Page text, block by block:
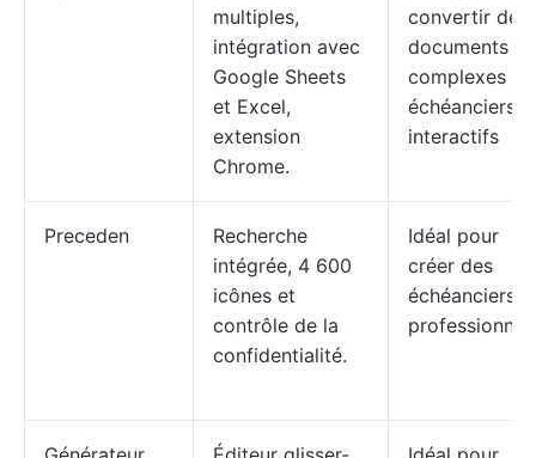
multiples,
intégration avec
Google Sheets
et Excel,
extension
Chrome.
convertir des
documents
complexes en
échéanciers
interactifs
Preceden
Recherche
intégrée, 4 600
icônes et
contrôle de la
confidentialité.
Idéal pour
créer des
échéanciers